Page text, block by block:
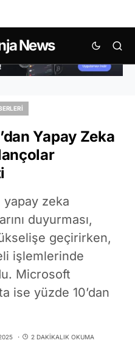
News
Yapay Zeka
yapay zeka
duyurması,
geçirirken,
işlemlerinde
Microsoft
ise yüzde 10’dan
2 DAKIKALIK OKUMA